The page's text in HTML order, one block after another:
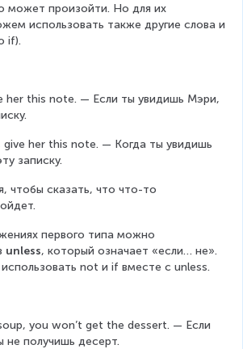
может произойти. Но для их
использовать также другие слова и
if).
her this note. — Если ты увидишь Мэри,
give her this note. — Когда ты увидишь
записку.
чтобы сказать, что что-то
первого типа можно
unless, который означает «если… не».
not и if вместе с unless.
you won’t get the dessert. — Если
не получишь десерт.